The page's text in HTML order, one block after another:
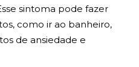
sintoma pode fazer
como ir ao banheiro,
de ansiedade e